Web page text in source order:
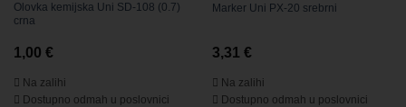
Olovka kemijska Uni SD-108 (0.7)
crna
1,00 €
Na zalihi
Dostupno odmah u poslovnici
Marker Uni PX-20 srebrni
3,31 €
Na zalihi
Dostupno odmah u poslovnici